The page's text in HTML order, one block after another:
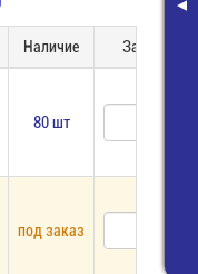
Наличие Заказ
80 шт
под заказ